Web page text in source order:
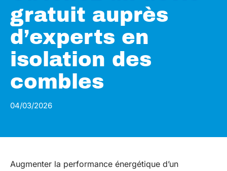
gratuit auprès
d’experts en
isolation des
combles
04/03/2026
Augmenter la performance énergétique d’un